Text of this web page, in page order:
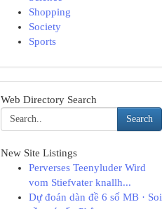
Shopping
Society
Sports
Web Directory Search
Search
New Site Listings
Perverses Teenyluder Wird
vom Stiefvater knallh...
Dự đoán dàn đề 6 số MB · Soi